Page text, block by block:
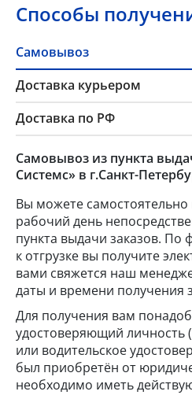
Способы
Самовывоз
Доставка курьером
Доставка по РФ
Самовывоз из пункта
Системс» в г.Санкт-
Вы можете самостоятельно
рабочий день
пункта выдачи заказов. По
к отгрузке вы получите
вами свяжется наш
даты и времени получения
Для получения вам
удостоверяющий личность
или водительское
был приобретён от
необходимо иметь